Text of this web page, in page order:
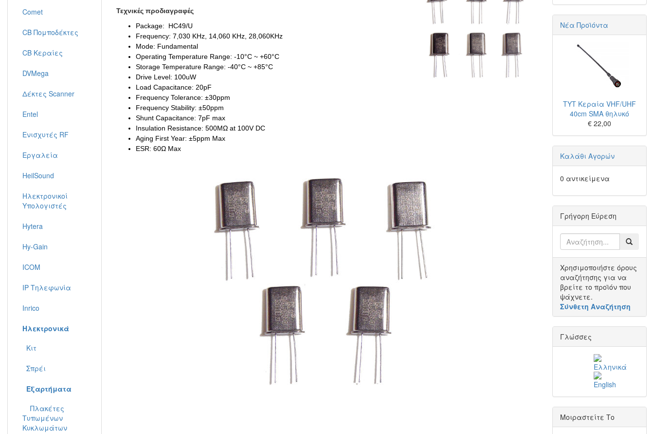
Τεχνικές προδιαγραφές
Package: HC49/U
Frequency: 7,030 KHz, 14,060 KHz, 28,060KHz
Mode: Fundamental
Operating Temperature Range: -10°C ~ +60°C
Storage Temperature Range: -40°C ~ +85°C
Drive Level: 100uW
Load Capacitance: 20pF
Frequency Tolerance: ±30ppm
Frequency Stability: ±50ppm
Shunt Capacitance: 7pF max
Insulation Resistance: 500MΩ at 100V DC
Aging First Year: ±5ppm Max
ESR: 60Ω Max
Comet
CB Πομποδέκτες
CB Κεραίες
DVMega
Δέκτες Scanner
Entel
Ενισχυτές RF
Εργαλεία
HeilSound
Ηλεκτρονικοί
Υπολογιστές
Hytera
Hy-Gain
ICOM
IP Τηλεφωνία
Inrico
Ηλεκτρονικά
Κιτ
Σπρέι
Εξαρτήματα
Πλακέτες
Τυπωμένων
Κυκλωμάτων
Νέα Προϊόντα
TYT Κεραία VHF/UHF
40cm SMA θηλυκό
€ 22,00
Καλάθι Αγορών
0 αντικείμενα
Γρήγορη Εύρεση
Χρησιμοποιήστε όρους
αναζήτησης για να
βρείτε το προϊόν που
ψάχνετε.
Σύνθετη Αναζήτηση
Γλώσσες
Μοιραστείτε Το